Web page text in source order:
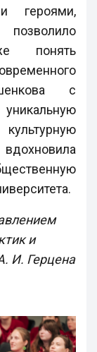
героями,
понять
с
и
И. Герцена